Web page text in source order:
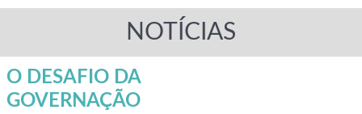
NOTÍCIAS
O DESAFIO DA
GOVERNAÇÃO